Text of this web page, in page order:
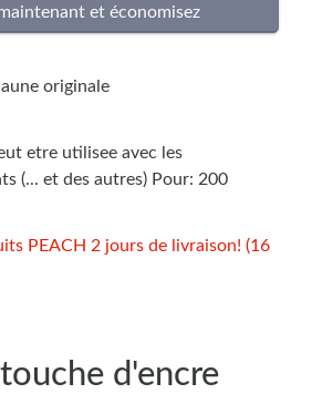
originale
etre utilisee avec les
(... et des autres) Pour: 200
PEACH 2 jours de livraison! (16
d'encre